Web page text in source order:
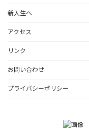
新入生へ
アクセス
リンク
お問い合わせ
プライバシーポリシー